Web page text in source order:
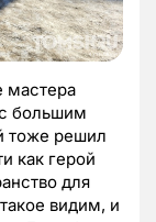
мастера
большим
тоже решил
как герой
для
видим, и